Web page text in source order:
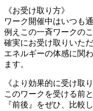
《お受け取り方》
ワーク開催中はいつも
例えこの一斉ワークの
確実にお受け取りいた
エネルギーの体感に関
ます。
《より効果的に受け取
このワークを受ける前
『前後』をぜひ、比較